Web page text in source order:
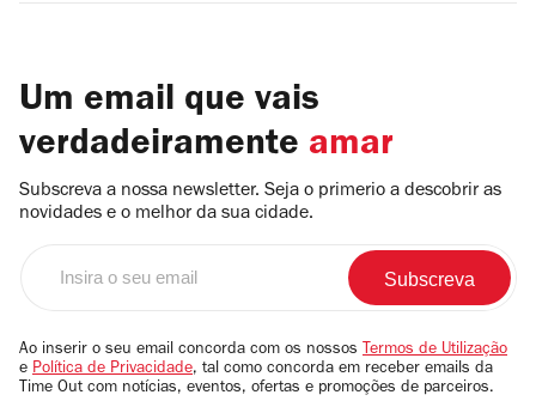
Um email que vais
verdadeiramente amar
Subscreva a nossa newsletter. Seja o primerio a descobrir as
novidades e o melhor da sua cidade.
email
Ao inserir o seu email concorda com os nossos Termos de Utilização
e Política de Privacidade, tal como concorda em receber emails da
Time Out com notícias, eventos, ofertas e promoções de parceiros.